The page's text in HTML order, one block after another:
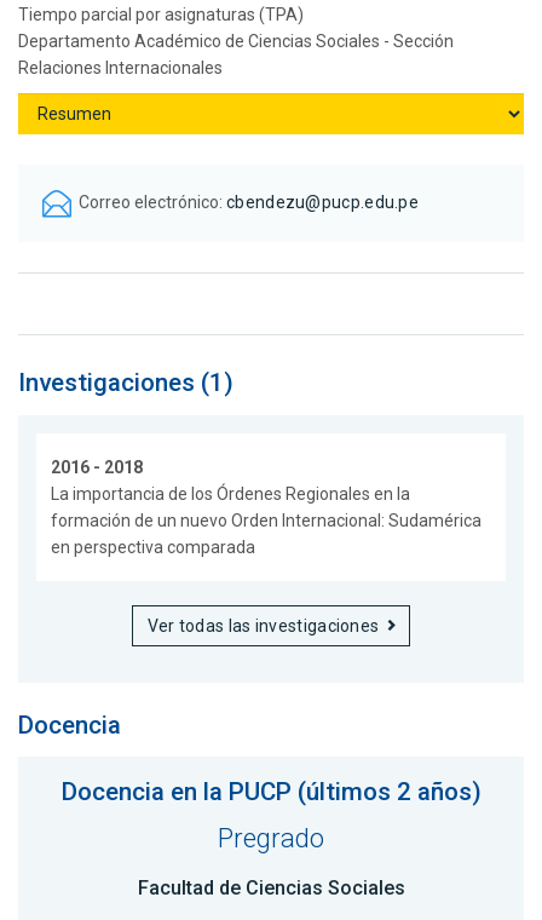
Tiempo parcial por asignaturas (TPA)
Departamento Académico de Ciencias Sociales - Sección
Relaciones Internacionales
Correo electrónico: cbendezu@pucp.edu.pe
Investigaciones (1)
2016 - 2018
La importancia de los Órdenes Regionales en la
formación de un nuevo Orden Internacional: Sudamérica
en perspectiva comparada
Ver todas las investigaciones
Docencia
Docencia en la PUCP (últimos 2 años)
Pregrado
Facultad de Ciencias Sociales